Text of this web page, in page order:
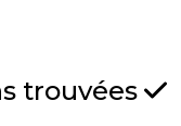
trouvées